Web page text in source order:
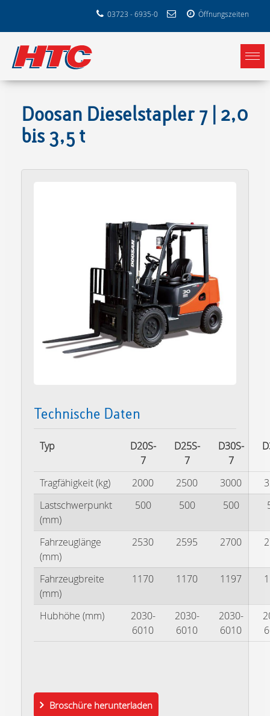
03723 - 6935-0 Öffnungszeiten
Doosan Dieselstapler 7 | 2,0
bis 3,5 t
Technische Daten
Typ
D20S-
7
D25S-
7
D30S-
7
Tragfähigkeit (kg) 2000 2500 3000
Lastschwerpunkt
(mm)
500 500 500
Fahrzeuglänge
(mm)
2530 2595 2700
Fahrzeugbreite
(mm)
1170 1170 1197
Hubhöhe (mm)
2030-
6010
2030-
6010
2030-
6010
Broschüre herunterladen